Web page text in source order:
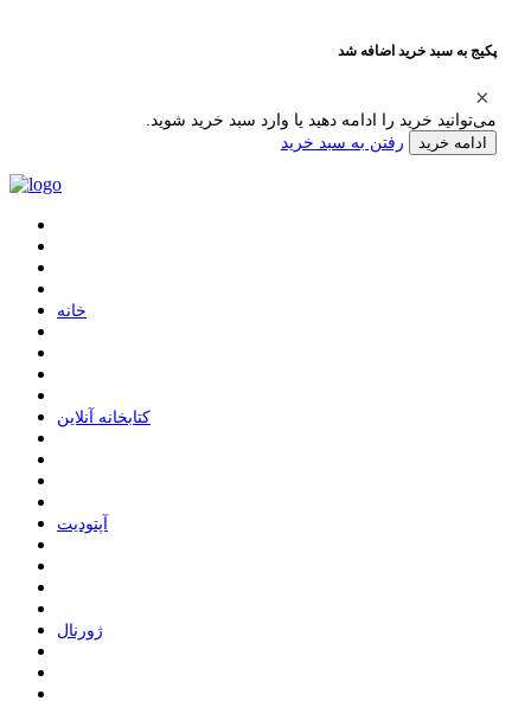
پکیج به سبد خرید اضافه شد
می‌توانید خرید را ادامه دهید یا وارد سبد خرید شوید.
ادامه خرید رفتن به سبد خرید
ﺧﺎﻧﻪ
ﮐﺘﺎﺑﺨﺎﻧﻪ ﺁﻧﻼﯾﻦ
ﺁﭘﺘﻮﺩﯾﺖ
ﮊﻭﺭﻧﺎﻝ